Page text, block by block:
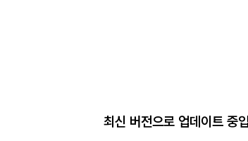
최신 버전으로 업데이트 중